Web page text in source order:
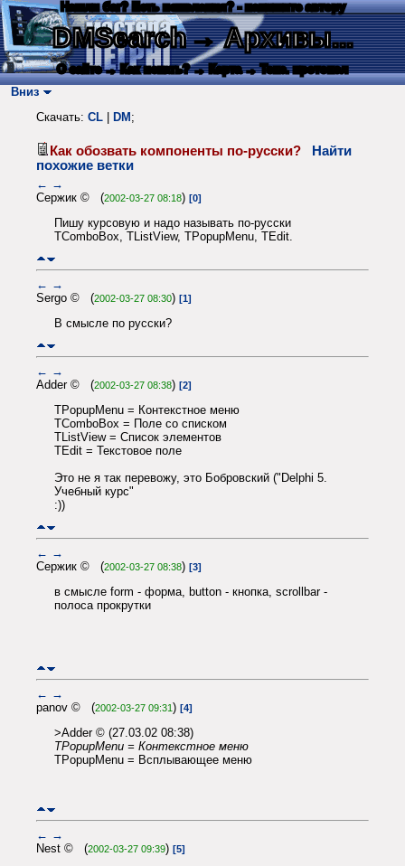
Нашли баг? Есть пожелания? - напишите автору
DMSearch→ Архивы...
О сайте → Как искать? → Карта → Текс. протокол
Вниз
Скачать: CL DM ;
Как обозвать компоненты по-русски?
Найти
похожие ветки
← →
Сержик © (2002-03-27 08:18) [0]
Пишу курсовую и надо называть по-русски
TComboBox, TListView, TPopupMenu, TEdit.
← →
Sergo © (2002-03-27 08:30) [1]
В смысле по русски?
← →
Adder © (2002-03-27 08:38) [2]
TPopupMenu = Контекстное меню
TComboBox = Поле со списком
TListView = Список элементов
TEdit = Текстовое поле
Это не я так перевожу, это Бобровский ("Delphi 5.
Учебный курс"
:))
← →
Сержик © (2002-03-27 08:38) [3]
в смысле form - форма, button - кнопка, scrollbar -
полоса прокрутки
← →
panov © (2002-03-27 09:31) [4]
>Adder © (27.03.02 08:38)
TPopupMenu = Контекстное меню
TPopupMenu = Всплывающее меню
← →
Nest © (2002-03-27 09:39) [5]